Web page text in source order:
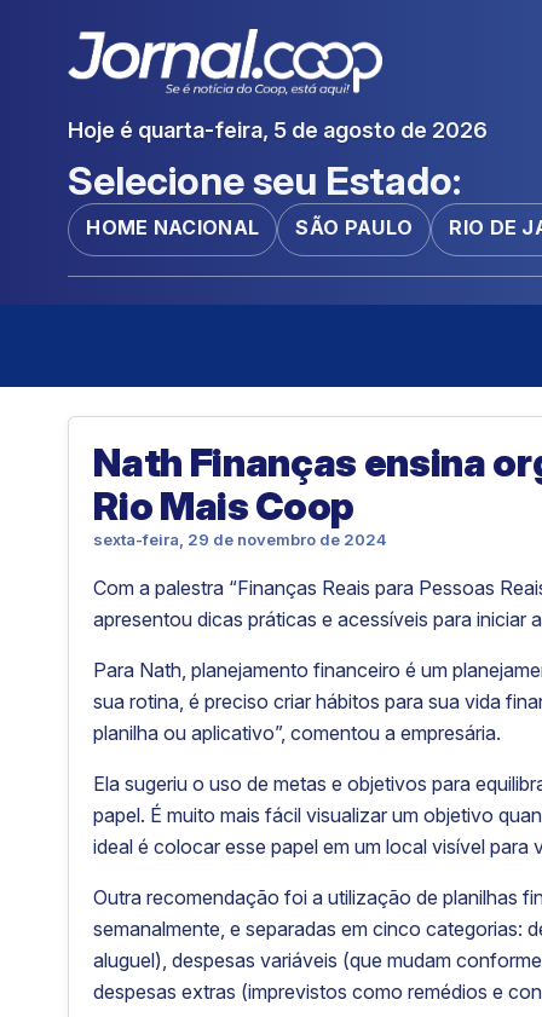
Hoje é quarta-feira, 5 de agosto de 2026
Selecione seu Estado:
HOME NACIONAL SÃO PAULO RIO DE
Nath Finanças ensina
Rio Mais Coop
sexta-feira, 29 de novembro de 2024
Com a palestra “Finanças Reais para Pessoas
apresentou dicas práticas e acessíveis para
Para Nath, planejamento financeiro é um
sua rotina, é preciso criar hábitos para sua vida
planilha ou aplicativo”, comentou a empresária.
Ela sugeriu o uso de metas e objetivos para
papel. É muito mais fácil visualizar um objetivo
ideal é colocar esse papel em um local visível para
Outra recomendação foi a utilização de planilhas
semanalmente, e separadas em cinco categorias:
aluguel), despesas variáveis (que mudam
despesas extras (imprevistos como remédios e